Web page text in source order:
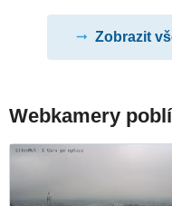
Zobrazit
Webkamery